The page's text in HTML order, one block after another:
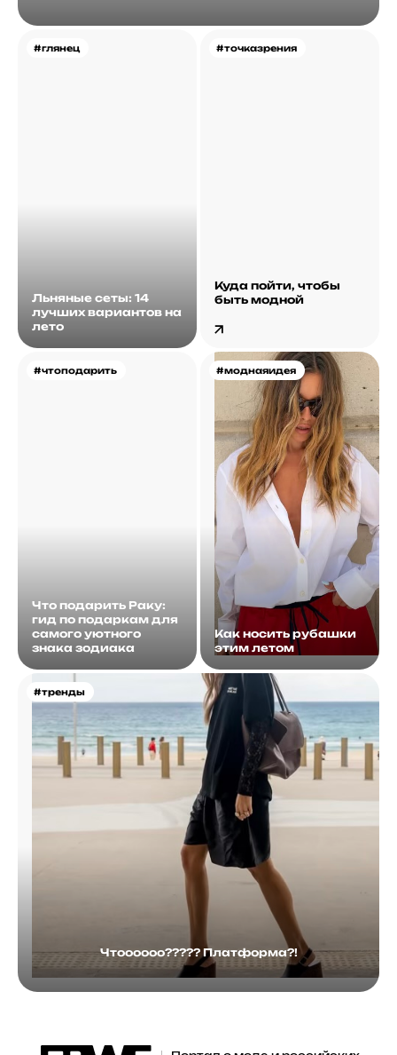
#глянец
Льняные сеты: 14
лучших вариантов на
лето
#точказрения
Куда пойти, чтобы
быть модной
#чтоподарить
Что подарить Раку:
гид по подаркам для
самого уютного
знака зодиака
#моднаяидея
Как носить рубашки
этим летом
#тренды
Чтоооооо????? Платформа?!